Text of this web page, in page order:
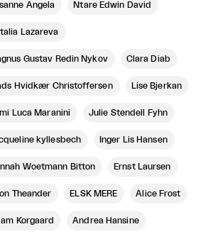
Angela Ntare Edwin David
Lazareva
Gustav Redin Nykov Clara Diab
Hvidkær Christoffersen Lise Bjerkan
Luca Maranini Julie Stendell Fyhn
kyllesbech Inger Lis Hansen
Woetmann Bitton Ernst Laursen
Theander ELSK MERE Alice Frost
Korgaard Andrea Hansine